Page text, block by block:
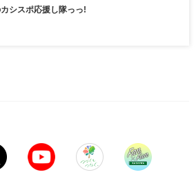
シスポ応援し隊っっ!